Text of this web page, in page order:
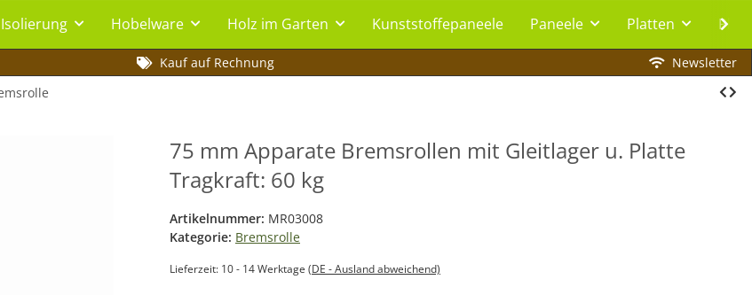
Hobelware Holz im Garten Kunststoffepaneele Paneele Platten
Kauf auf Rechnung
Newsletter
75 mm Apparate Bremsrollen mit Gleitlager u. Platte
Tragkraft: 60 kg
Artikelnummer: MR03008
Kategorie: Bremsrolle
Lieferzeit: 10 - 14 Werktage (DE - Ausland abweichend)